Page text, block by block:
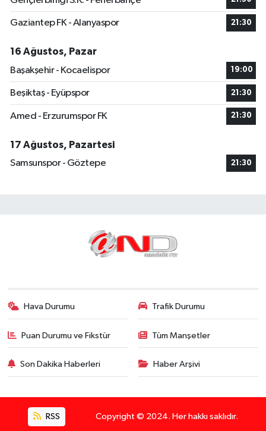
Gaziantep FK - Alanyaspor 21:30
16 Ağustos, Pazar
Başakşehir - Kocaelispor
19:00
Beşiktaş - Eyüpspor 21:30
Amed - Erzurumspor FK 21:30
17 Ağustos, Pazartesi
Samsunspor - Göztepe
21:30
Hava Durumu Trafik Durumu
Puan Durumu ve Fikstür Tüm Manşetler
Son Dakika Haberleri Haber Arşivi
RSS Copyright © 2024. Her hakkı saklıdır.